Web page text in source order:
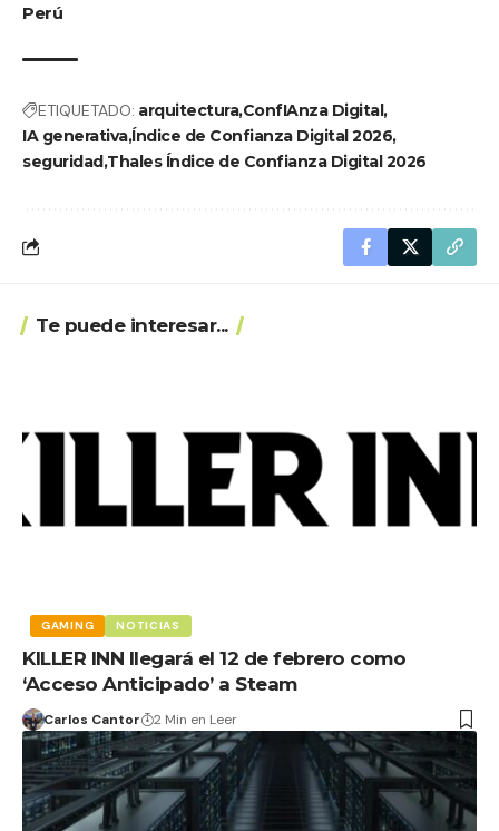
Perú
ETIQUETADO: arquitecturaConfIAnza Digital
IA generativaÍndice de Confianza Digital 2026
seguridadThales Índice de Confianza Digital 2026
Te puede interesar...
GAMING NOTICIAS
KILLER INN llegará el 12 de febrero como
‘Acceso Anticipado’ a Steam
Carlos Cantor 2 Min en Leer